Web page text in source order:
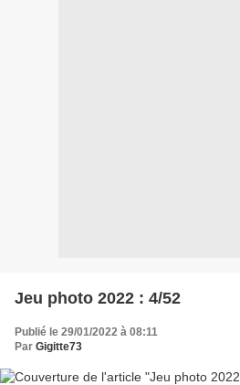
Jeu photo 2022 : 4/52
Publié le 29/01/2022 à 08:11
Par Gigitte73